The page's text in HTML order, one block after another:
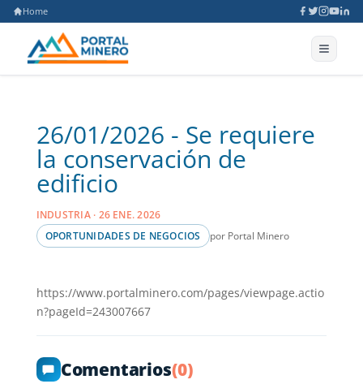
Home
26/01/2026 - Se requiere
la conservación de
edificio
INDUSTRIA · 26 ENE. 2026
OPORTUNIDADES DE NEGOCIOS
por Portal Minero
https://www.portalminero.com/pages/viewpage.actio
n?pageId=243007667
Comentarios(0)